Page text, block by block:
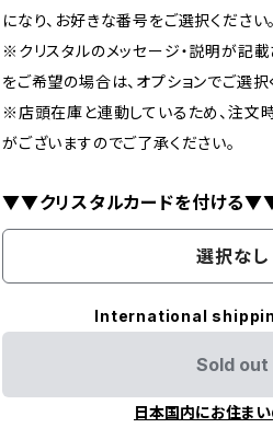
になり、お好きな番号をご選択ください。
※クリスタルのメッセージ・説明が記載
をご希望の場合は、オプションでご選択
※店頭在庫と連動しているため、注文
がございますのでご了承ください。
▼▼クリスタルカードを付ける
選択なし
International
Sold out
日本国内にお住ま